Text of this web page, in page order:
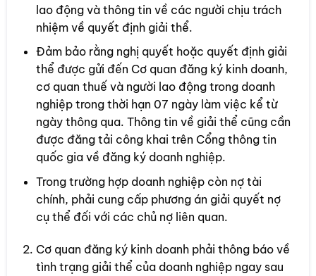
lao động và thông tin về các người chịu trách
nhiệm về quyết định giải thể.
Đảm bảo rằng nghị quyết hoặc quyết định giải
thể được gửi đến Cơ quan đăng ký kinh doanh,
cơ quan thuế và người lao động trong doanh
nghiệp trong thời hạn 07 ngày làm việc kể từ
ngày thông qua. Thông tin về giải thể cũng cần
được đăng tải công khai trên Cổng thông tin
quốc gia về đăng ký doanh nghiệp.
Trong trường hợp doanh nghiệp còn nợ tài
chính, phải cung cấp phương án giải quyết nợ
cụ thể đối với các chủ nợ liên quan.
Cơ quan đăng ký kinh doanh phải thông báo về
tình trạng giải thể của doanh nghiệp ngay sau